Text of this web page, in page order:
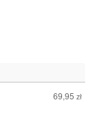
69,95 zł